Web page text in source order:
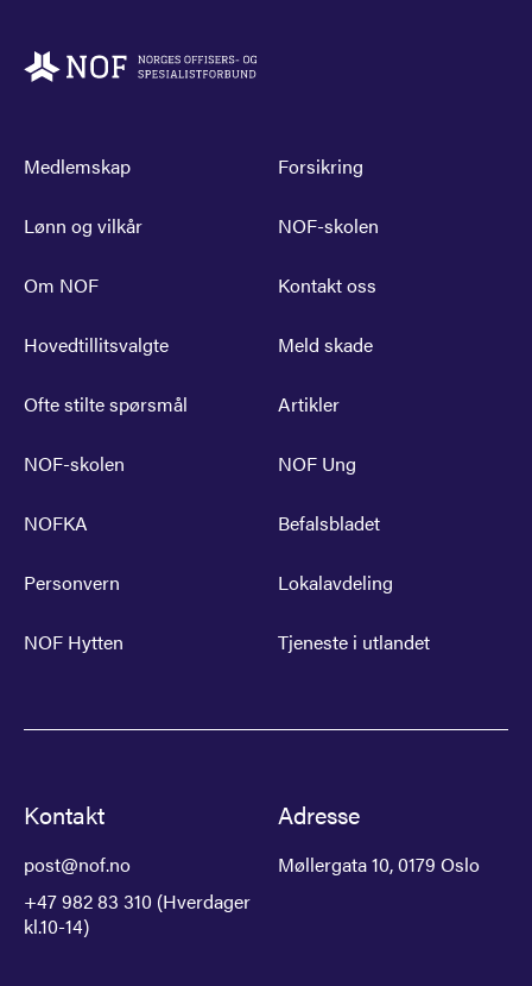
Medlemskap Forsikring
Lønn og vilkår NOF-skolen
Om NOF Kontakt oss
Hovedtillitsvalgte Meld skade
Ofte stilte spørsmål Artikler
NOF-skolen NOF Ung
NOFKA Befalsbladet
Personvern Lokalavdeling
NOF Hytten Tjeneste i utlandet
Kontakt
post@nof.no
+47 982 83 310 (Hverdager
kl.10-14)
Adresse
Møllergata 10, 0179 Oslo